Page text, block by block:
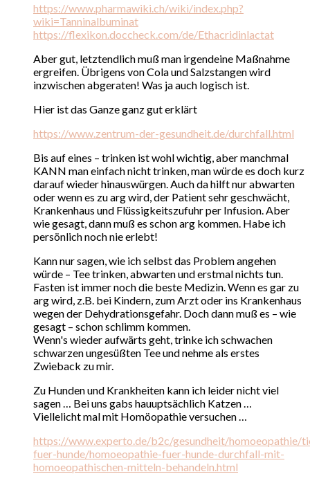
https://www.pharmawiki.ch/wiki/index.php?
wiki=Tanninalbuminat
https://flexikon.doccheck.com/de/Ethacridinlactat
Aber gut, letztendlich muß man irgendeine Maßnahme
ergreifen. Übrigens von Cola und Salzstangen wird
inzwischen abgeraten! Was ja auch logisch ist.
Hier ist das Ganze ganz gut erklärt
https://www.zentrum-der-gesundheit.de/durchfall.html
Bis auf eines – trinken ist wohl wichtig, aber manchmal
KANN man einfach nicht trinken, man würde es doch kurz
darauf wieder hinauswürgen. Auch da hilft nur abwarten
oder wenn es zu arg wird, der Patient sehr geschwächt,
Krankenhaus und Flüssigkeitszufuhr per Infusion. Aber
wie gesagt, dann muß es schon arg kommen. Habe ich
persönlich noch nie erlebt!
Kann nur sagen, wie ich selbst das Problem angehen
würde – Tee trinken, abwarten und erstmal nichts tun.
Fasten ist immer noch die beste Medizin. Wenn es gar zu
arg wird, z.B. bei Kindern, zum Arzt oder ins Krankenhaus
wegen der Dehydrationsgefahr. Doch dann muß es – wie
gesagt – schon schlimm kommen.
Wenn's wieder aufwärts geht, trinke ich schwachen
schwarzen ungesüßten Tee und nehme als erstes
Zwieback zu mir.
Zu Hunden und Krankheiten kann ich leider nicht viel
sagen … Bei uns gabs hauuptsächlich Katzen …
Viellelicht mal mit Homöopathie versuchen …
https://www.experto.de/b2c/gesundheit/homoeopathie/
fuer-hunde/homoeopathie-fuer-hunde-durchfall-mit-
homoeopathischen-mitteln-behandeln.html